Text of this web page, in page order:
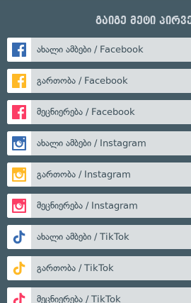
გაიგე მეტი
ახალი ამბები / Facebook
გართობა / Facebook
მეცნიერება / Facebook
ახალი ამბები / Instagram
გართობა / Instagram
მეცნიერება / Instagram
ახალი ამბები / TikTok
გართობა / TikTok
მეცნიერება / TikTok